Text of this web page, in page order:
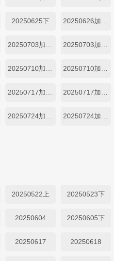
20250625下
20250522上 20250523下
20250604 20250605下
20250617 20250618